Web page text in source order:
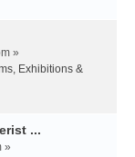
»
Exhibitions &
...
»